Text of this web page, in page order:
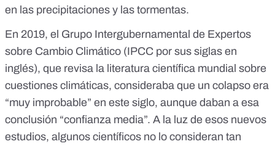
en las precipitaciones y las tormentas.
En 2019, el Grupo Intergubernamental de Expertos
sobre Cambio Climático (IPCC por sus siglas en
inglés), que revisa la literatura científica mundial sobre
cuestiones climáticas, consideraba que un colapso era
“muy improbable” en este siglo, aunque daban a esa
conclusión “confianza media”. A la luz de esos nuevos
estudios, algunos científicos no lo consideran tan